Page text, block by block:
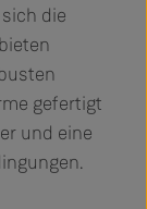
die
gefertigt
und eine